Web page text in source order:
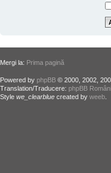
Mergi la: Prima pagină
Powered by phpBB © 2000, 2002,
Translation/Traducere: phpBB
Style we_clearblue created by weeb